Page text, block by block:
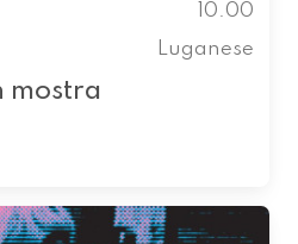
10.00
Luganese
mostra